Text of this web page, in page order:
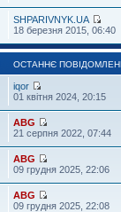
SHPARIVNYK.UA
18 березня 2015, 06:40
ОСТАННЄ
iqor
01 квітня 2024, 20:15
ABG
21 серпня 2022, 07:44
ABG
09 грудня 2025, 22:06
ABG
09 грудня 2025, 22:08